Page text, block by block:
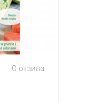
0 отзива